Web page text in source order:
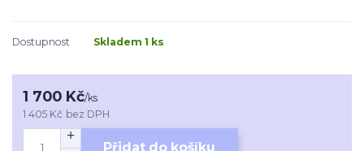
Dostupnost Skladem 1 ks
1 700 Kč/ks
1 405 Kč bez DPH
Přidat do košíku